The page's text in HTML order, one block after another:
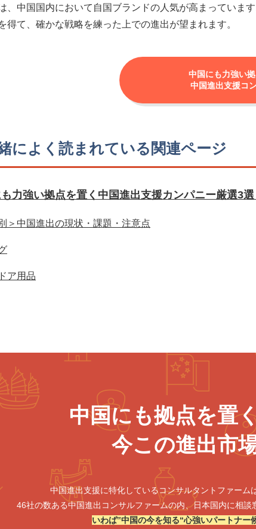
、中国国内において自国ブランドの人気が高まっていま
得て、確かな戦略を練った上での進出が望まれます。
中国にも力強い拠
中国進出支援コ
によく読まれている関連ページ
力強い拠点を置く中国進出支援カンパニー厳選3
＞中国進出の現状・課題・注意点
ア用品
中国にも拠点を置
今この進出市
中国進出支援に特化しているコンサルタントファーム
46社の数ある中国進出コンサルファームの内、日本国内に相
いわば‟中国の今を知る“心強いパートナー